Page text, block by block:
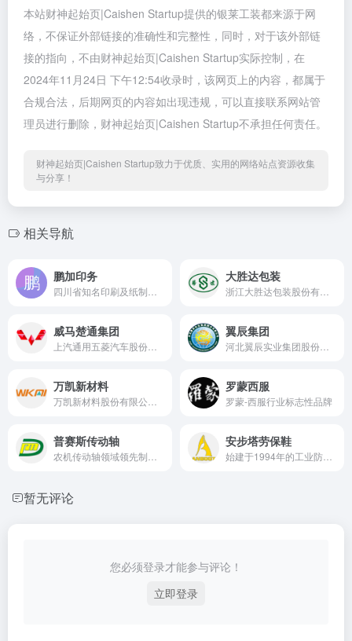
本站财神起始页|Caishen Startup提供的银莱工装都来源于网
络，不保证外部链接的准确性和完整性，同时，对于该外部链
接的指向，不由财神起始页|Caishen Startup实际控制，在
2024年11月24日 下午12:54收录时，该网页上的内容，都属于
合规合法，后期网页的内容如出现违规，可以直接联系网站管
理员进行删除，财神起始页|Caishen Startup不承担任何责任。
财神起始页|Caishen Startup致力于优质、实用的网络站点资源收集
与分享！
相关导航
鹏加印务 大胜达包装
威马楚通集团 翼辰集团
万凯新材料 罗蒙西服
罗蒙-西服行业标志性品牌
普赛斯传动轴 安步塔劳保鞋
暂无评论
您必须登录才能参与评论！
立即登录